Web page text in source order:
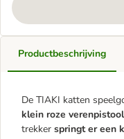
Productbeschrijving
De TIAKI katten
klein roze verenpistool
trekker springt er een